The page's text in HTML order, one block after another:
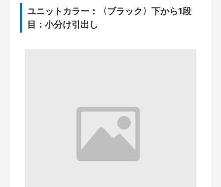
ユニットカラー：〈ブラック〉下から1段
目：小分け引出し